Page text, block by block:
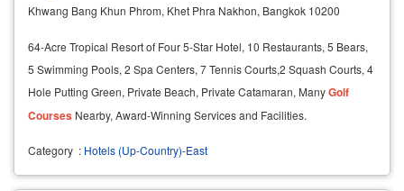
Khwang Bang Khun Phrom, Khet Phra Nakhon, Bangkok 10200
64-Acre Tropical Resort of Four 5-Star Hotel, 10 Restaurants, 5 Bears,
5 Swimming Pools, 2 Spa Centers, 7 Tennis Courts,2 Squash Courts, 4
Hole Putting Green, Private Beach, Private Catamaran, ManyGolf
Courses Nearby, Award-Winning Services and Facilities.
Category : Hotels (Up-Country)-East